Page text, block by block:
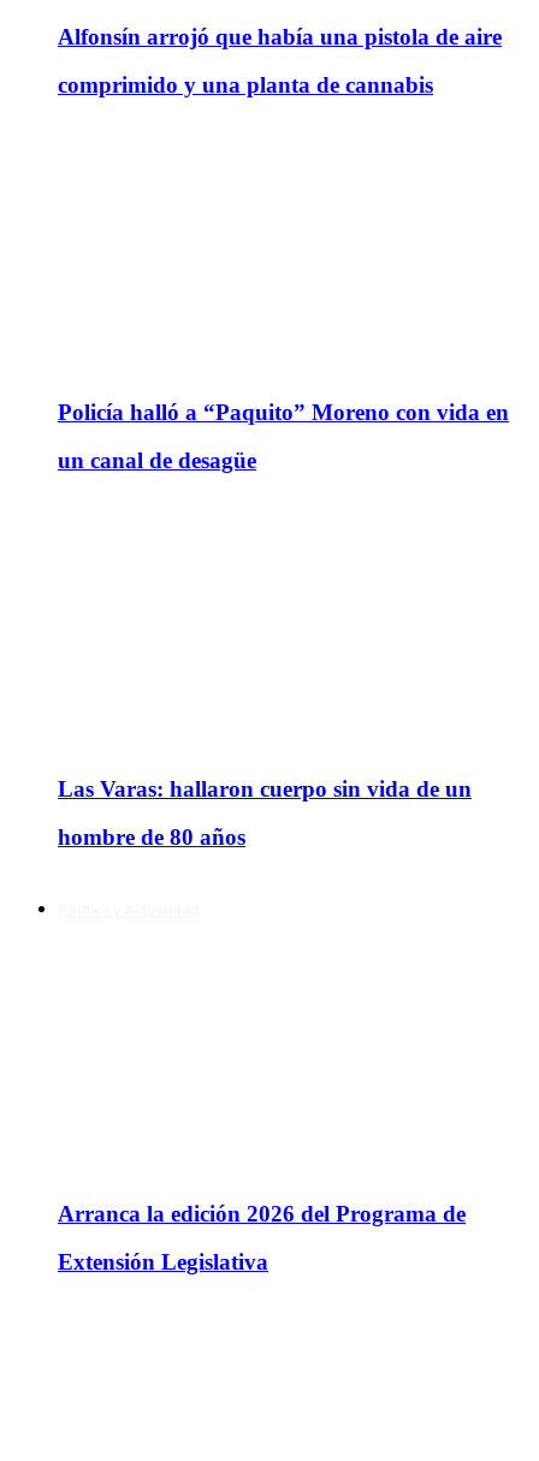
Alfonsín arrojó que había una pistola de aire
comprimido y una planta de cannabis
Policía halló a “Paquito” Moreno con vida en
un canal de desagüe
Las Varas: hallaron cuerpo sin vida de un
hombre de 80 años
Arranca la edición 2026 del Programa de
Extensión Legislativa